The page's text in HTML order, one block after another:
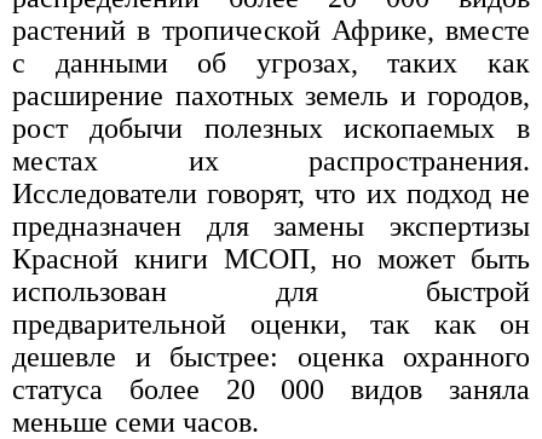
растений в тропической Африке, вместе
с данными об угрозах, таких как
расширение пахотных земель и городов,
рост добычи полезных ископаемых в
местах их распространения.
Исследователи говорят, что их подход не
предназначен для замены экспертизы
Красной книги МСОП, но может быть
использован для быстрой
предварительной оценки, так как он
дешевле и быстрее: оценка охранного
статуса более 20 000 видов заняла
меньше семи часов.